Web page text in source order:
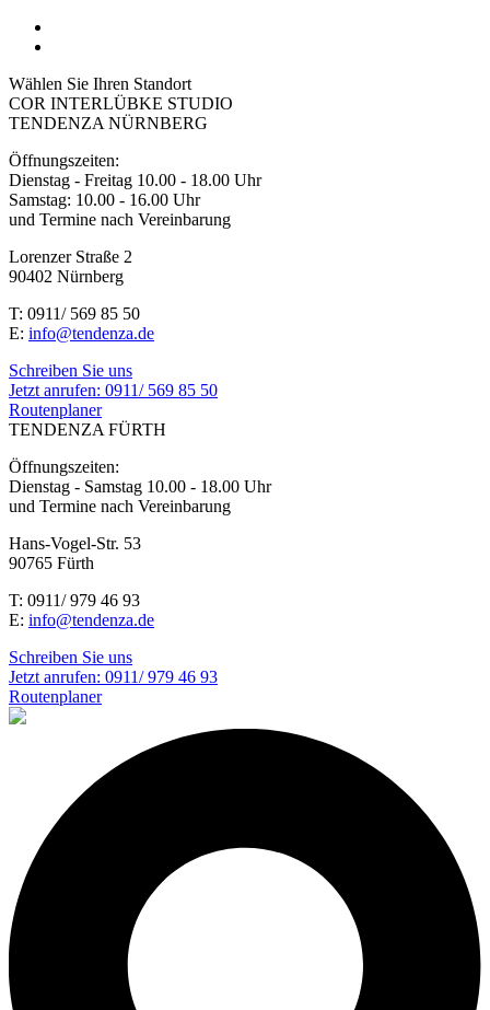
Wählen Sie Ihren Standort
COR INTERLÜBKE STUDIO
TENDENZA NÜRNBERG
Öffnungszeiten:
Dienstag - Freitag 10.00 - 18.00 Uhr
Samstag: 10.00 - 16.00 Uhr
und Termine nach Vereinbarung
Lorenzer Straße 2
90402 Nürnberg
T: 0911/ 569 85 50
E: info@tendenza.de
Schreiben Sie uns
Jetzt anrufen: 0911/ 569 85 50
Routenplaner
TENDENZA FÜRTH
Öffnungszeiten:
Dienstag - Samstag 10.00 - 18.00 Uhr
und Termine nach Vereinbarung
Hans-Vogel-Str. 53
90765 Fürth
T: 0911/ 979 46 93
E: info@tendenza.de
Schreiben Sie uns
Jetzt anrufen: 0911/ 979 46 93
Routenplaner